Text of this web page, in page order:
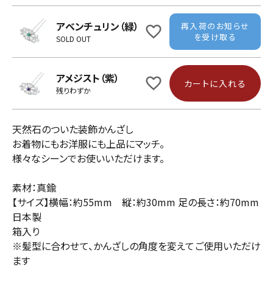
アベンチュリン（緑）
SOLD OUT
再入荷のお知らせ
を受け取る
アメジスト（紫）
残りわずか
カートに入れる
天然石のついた装飾かんざし
お着物にもお洋服にも上品にマッチ。
様々なシーンでお使いいただけます。
素材：真鍮
【サイズ】横幅：約55mm 縦：約30mm 足の長さ：約70mm
日本製
箱入り
※髪型に合わせて、かんざしの角度を変えてご使用いただけ
ます